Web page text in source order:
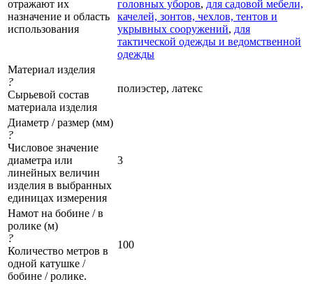
отражают их
назначение и область
использования
головных уборов, для садовой мебели,
качелей, зонтов, чехлов, тентов и
укрывных сооружений, для
тактической одежды и ведомственной
одежды
Материал изделия
?
Сырьевой состав
материала изделия
полиэстер, латекс
Диаметр / размер (мм)
?
Числовое значение
диаметра или
линейных величин
изделия в выбранных
единицах измерения
3
Намот на бобине / в
ролике (м)
?
Количество метров в
одной катушке /
бобине / ролике.
100